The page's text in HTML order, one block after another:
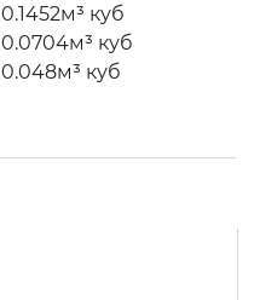
0.1452м³ куб
0.0704м³ куб
0.048м³ куб